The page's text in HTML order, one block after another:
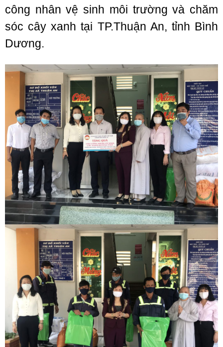
công nhân vệ sinh môi trường và chăm
sóc cây xanh tại TP.Thuận An, tỉnh Bình
Dương.